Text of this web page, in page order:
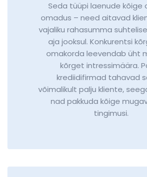
Seda tüüpi laenude kõige
omadus – need aitavad
vajaliku rahasumma
aja jooksul. Konkurentsi
omakorda leevendab üht
kõrget intressimäära.
krediidifirmad tahavad
võimalikult palju kliente,
nad pakkuda kõige
tingimusi.